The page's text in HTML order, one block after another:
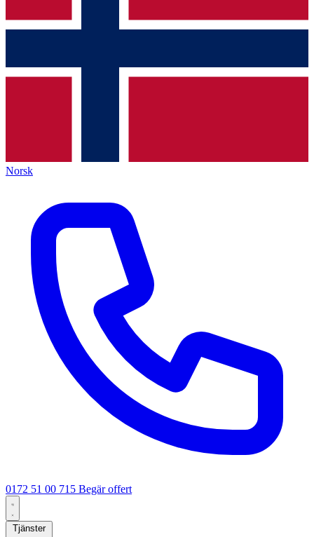
Norsk
0172 51 00 715 Begär offert
Tjänster